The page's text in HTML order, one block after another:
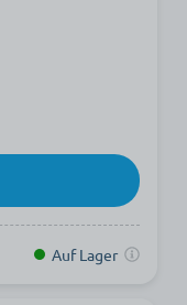
Auf Lager